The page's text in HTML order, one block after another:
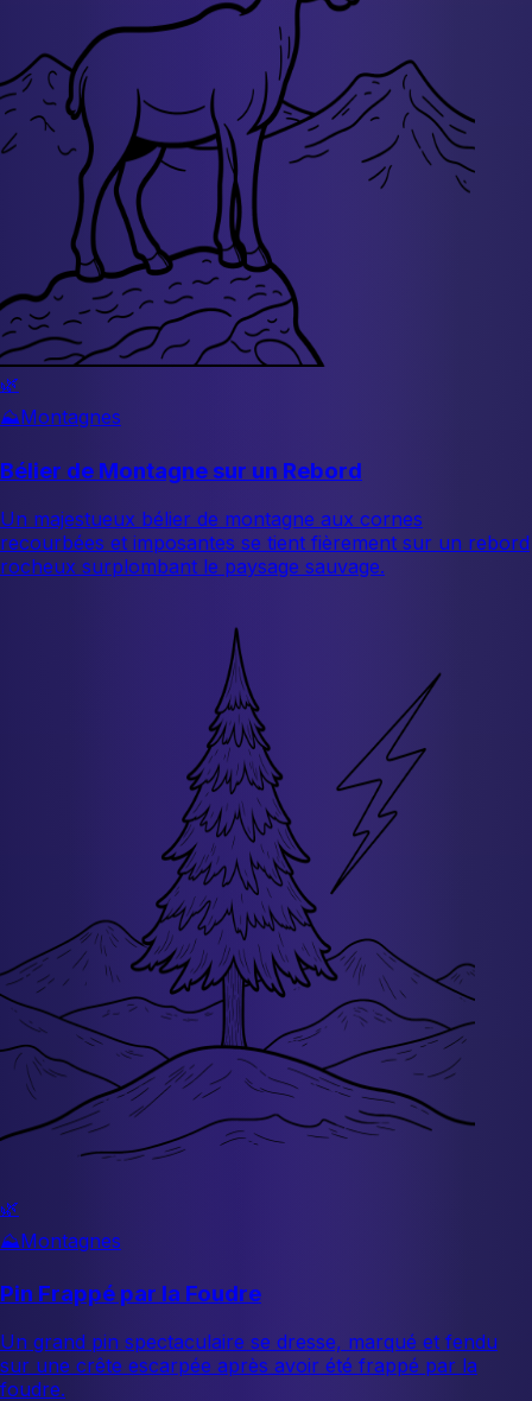
🌿
⛰️Montagnes
Bélier de Montagne sur un Rebord
Un majestueux bélier de montagne aux cornes
recourbées et imposantes se tient fièrement sur un rebord
rocheux surplombant le paysage sauvage.
🌿
⛰️Montagnes
Pin Frappé par la Foudre
Un grand pin spectaculaire se dresse, marqué et fendu
sur une crête escarpée après avoir été frappé par la
foudre.